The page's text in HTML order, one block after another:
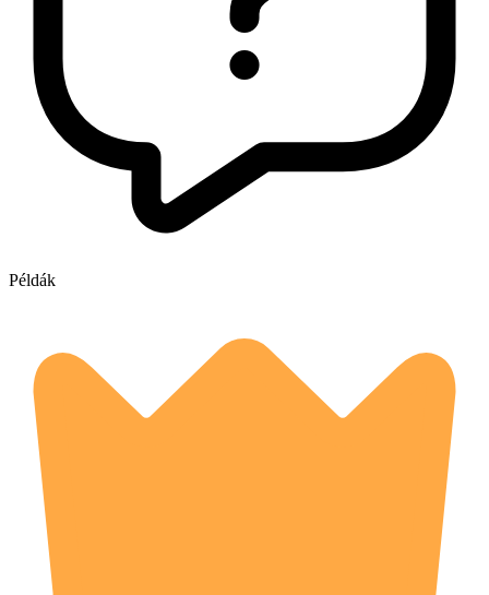
Példák